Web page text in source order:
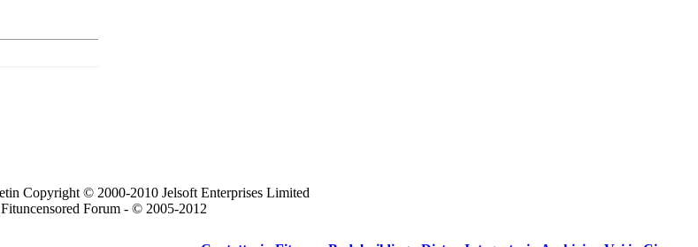
Copyright © 2000-2010 Jelsoft Enterprises Limited
Fituncensored Forum - © 2005-2012